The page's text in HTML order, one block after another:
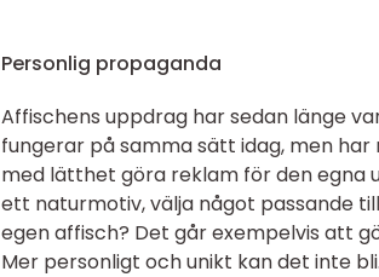
Personlig propaganda
Affischens uppdrag har sedan länge
fungerar på samma sätt idag, men
med lätthet göra reklam för den egna
ett naturmotiv, välja något passande
egen affisch? Det går exempelvis att
Mer personligt och unikt kan det inte